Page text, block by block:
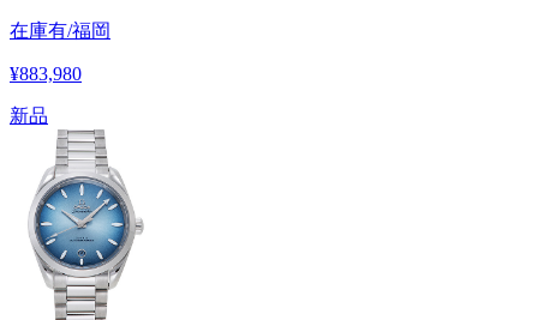
在庫有/福岡
¥883,980
新品